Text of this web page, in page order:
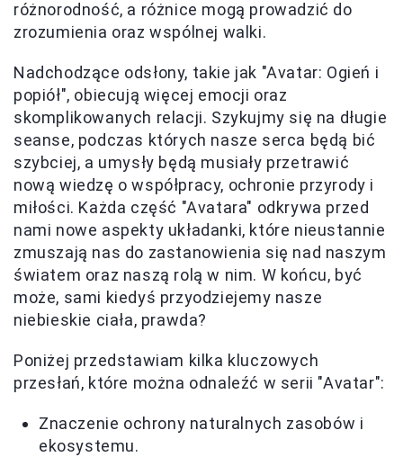
różnorodność, a różnice mogą prowadzić do
zrozumienia oraz wspólnej walki.
Nadchodzące odsłony, takie jak "Avatar: Ogień i
popiół", obiecują więcej emocji oraz
skomplikowanych relacji. Szykujmy się na długie
seanse, podczas których nasze serca będą bić
szybciej, a umysły będą musiały przetrawić
nową wiedzę o współpracy, ochronie przyrody i
miłości. Każda część "Avatara" odkrywa przed
nami nowe aspekty układanki, które nieustannie
zmuszają nas do zastanowienia się nad naszym
światem oraz naszą rolą w nim. W końcu, być
może, sami kiedyś przyodziejemy nasze
niebieskie ciała, prawda?
Poniżej przedstawiam kilka kluczowych
przesłań, które można odnaleźć w serii "Avatar":
Znaczenie ochrony naturalnych zasobów i
ekosystemu.